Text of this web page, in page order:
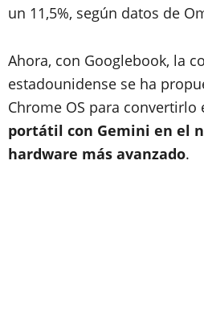
un 11,5%, según datos de
Ahora, con Googlebook, la
estadounidense se ha
Chrome OS para convertirlo
portátil con Gemini en el
hardware más avanzado.